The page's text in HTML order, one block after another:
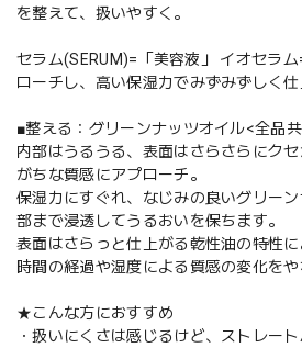
を整えて、扱いやすく。
セラム(SERUM)=「美容液」 イオセラ
ローチし、高い保湿力でみずみずしく仕
■整える：グリーンナッツオイル<全品
内部はうるうる、表面はさらさらにク
がちな質感にアプローチ。
保湿力にすぐれ、なじみの良いグリー
部まで浸透してうるおいを保ちます。
表面はさらっと仕上がる乾性油の特性に
時間の経過や湿度による質感の変化をや
★こんな方におすすめ
・扱いにくさは感じるけど、ストレー